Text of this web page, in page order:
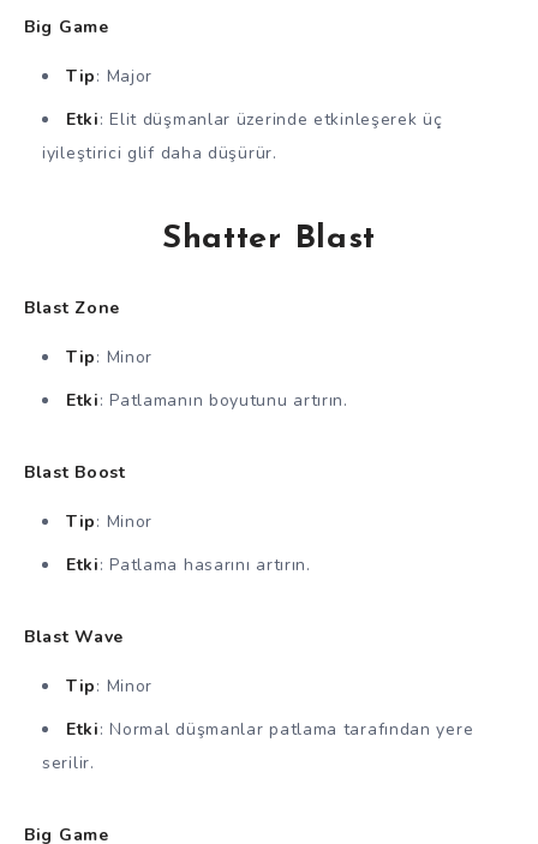
Big Game
Tip: Major
Etki: Elit düşmanlar üzerinde etkinleşerek üç
iyileştirici glif daha düşürür.
Shatter Blast
Blast Zone
Tip: Minor
Etki: Patlamanın boyutunu artırın.
Blast Boost
Tip: Minor
Etki: Patlama hasarını artırın.
Blast Wave
Tip: Minor
Etki: Normal düşmanlar patlama tarafından yere
serilir.
Big Game